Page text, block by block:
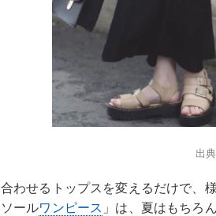
出
合わせるトップスを変えるだけで、
ソールワンピース 」は、夏はもちろ